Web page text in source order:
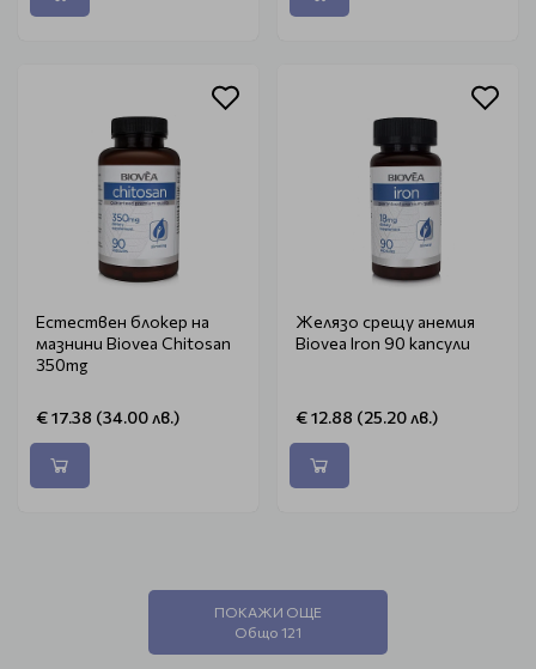
Естествен блокер на
мазнини Biovea Chitosan
350mg
€ 17.38 (34.00 лв.)
Желязо срещу анемия
Biovea Iron 90 капсули
€ 12.88 (25.20 лв.)
ПОКАЖИ ОЩЕ
Общо 121